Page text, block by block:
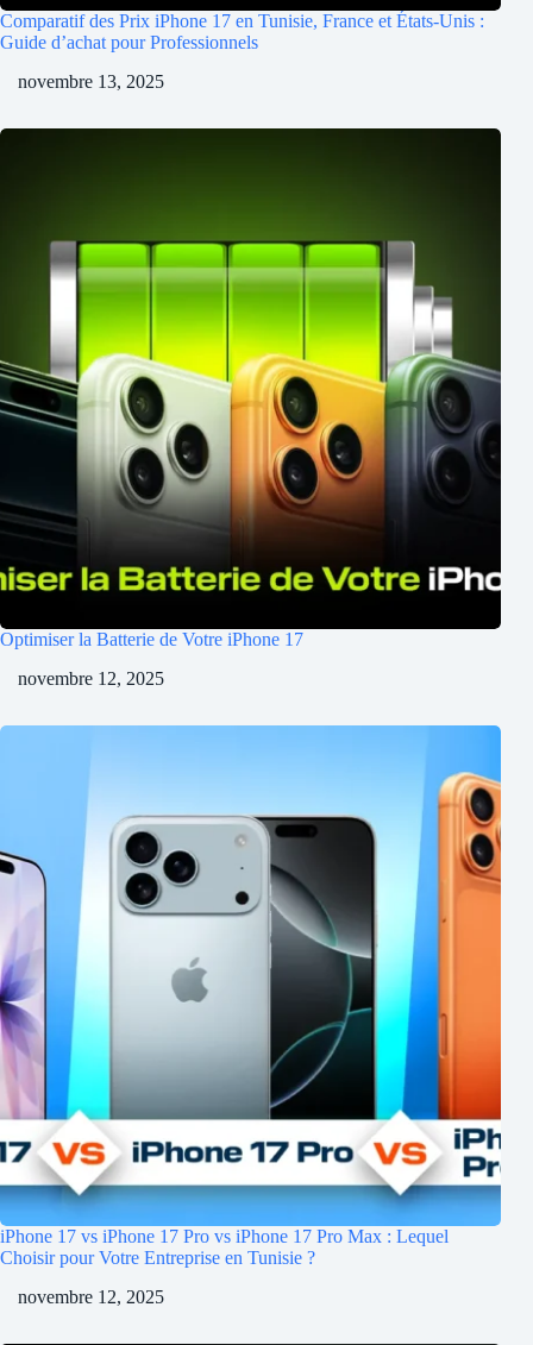
Comparatif des Prix iPhone 17 en Tunisie, France et États-Unis :
Guide d’achat pour Professionnels
novembre 13, 2025
Optimiser la Batterie de Votre iPhone 17
novembre 12, 2025
iPhone 17 vs iPhone 17 Pro vs iPhone 17 Pro Max : Lequel
Choisir pour Votre Entreprise en Tunisie ?
novembre 12, 2025